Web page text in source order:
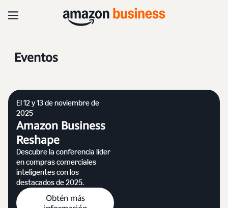
Eventos
El 12 y 13 de noviembre de
2025
Amazon Business
Reshape
Descubre la conferencia líder
en compras comerciales
inteligentes con los
destacados de 2025.
Obtén más